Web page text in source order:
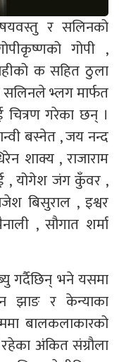
र सलिनको
गोपी ,
क सहित ठुला
सलिनले भ्लग मार्फत
चित्रण गरेका छन् ।
बस्नेत , जय नन्द
शाक्य , राजाराम
, योगेश जंग कुँवर ,
बिसुराल , इश्वर
, सौगात शर्मा
गर्दैछिन् भने यसमा
झाङ र केन्याका
बालकलाकारको
अंकित संग्रौला